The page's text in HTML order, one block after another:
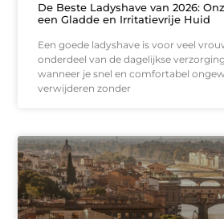
De Beste Ladyshave van 2026:
een Gladde en Irritatievrije Huid
Een goede ladyshave is voor veel
onderdeel van de dagelijkse
wanneer je snel en comfortabel
verwijderen zonder